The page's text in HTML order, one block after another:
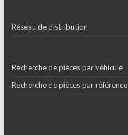
Réseau de distribution
Recherche de pièces par véhicule
Recherche de pièces par référence